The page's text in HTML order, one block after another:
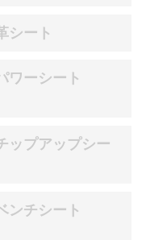
シート
ワーシート
ップアップシー
ンチシート